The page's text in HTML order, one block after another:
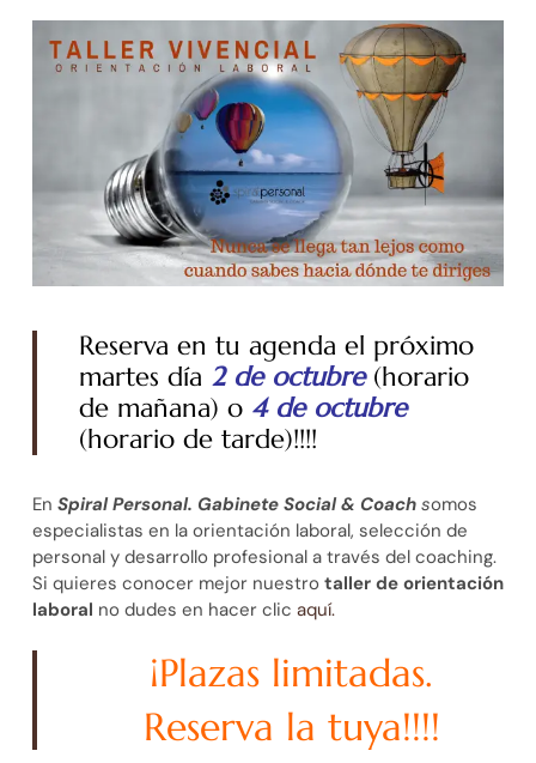
Reserva en tu agenda el próximo
martes día 2 de octubre(horario
de mañana) o 4 de octubre
(horario de tarde)!!!!
En Spiral Personal. Gabinete Social & Coach somos
especialistas en la orientación laboral, selección de
personal y desarrollo profesional a través del coaching.
Si quieres conocer mejor nuestrotaller de orientación
laboral no dudes en hacer clic aquí.
¡Plazas limitadas.
Reserva la tuya!!!!